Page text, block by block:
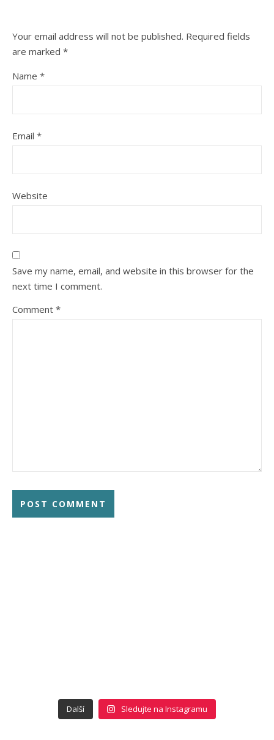
Your email address will not be published. Required fields
are marked *
Name *
Email *
Website
Save my name, email, and website in this browser for the
next time I comment.
Comment *
Další Sledujte na Instagramu